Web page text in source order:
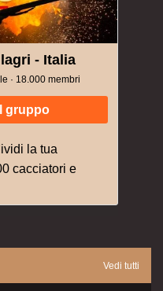
- Italia
· 18.000 membri
gruppo
la tua
cacciatori e
Vedi tutti